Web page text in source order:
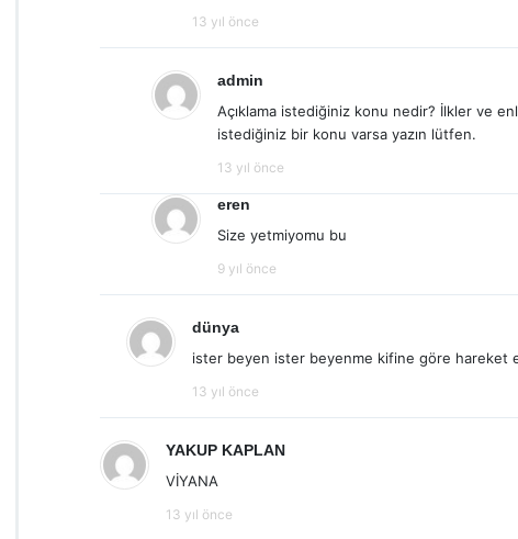
13 yıl önce
admin
Açıklama istediğiniz konu nedir? İlkler ve
istediğiniz bir konu varsa yazın lütfen.
13 yıl önce
eren
Size yetmiyomu bu
9 yıl önce
dünya
ister beyen ister beyenme kifine göre hareket
13 yıl önce
YAKUP KAPLAN
VİYANA
13 yıl önce